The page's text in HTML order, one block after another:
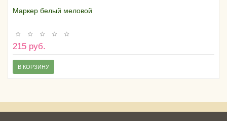
Маркер белый меловой
215 руб.
В КОРЗИНУ